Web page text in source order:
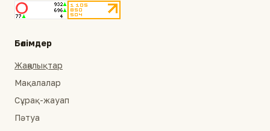
Бөлімдер
Жаңалықтар
Мақалалар
Сұрақ-жауап
Пәтуа